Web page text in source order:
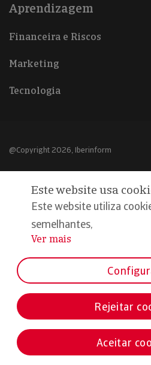
Aprendizagem
Financeira e Riscos
Marketing
Tecnologia
@Copyright 2026, Iberinform
Declaração de privacidade
Compromisso qualidade e segurança
Este website usa
Este website utiliza
semelhantes,
...
Ver mais
Rejeitar
Aceitar